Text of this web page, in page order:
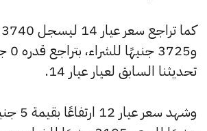
تحديثنا السابق لعيار عيار 14.